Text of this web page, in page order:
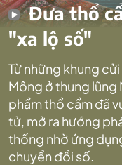
Đưa thổ
"xa lộ số"
Từ những khung
Mông ở thung lũng
phẩm thổ cẩm đã
tử, mở ra hướng
thống nhờ ứng
chuyển đổi số.